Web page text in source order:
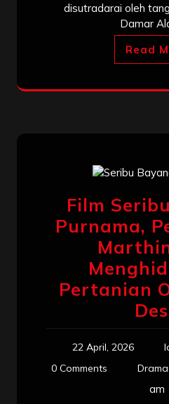
disutradarai oleh
Damar
Read
Film
Purnama,
Pertanian
22 April, 2026
0 Comments
am